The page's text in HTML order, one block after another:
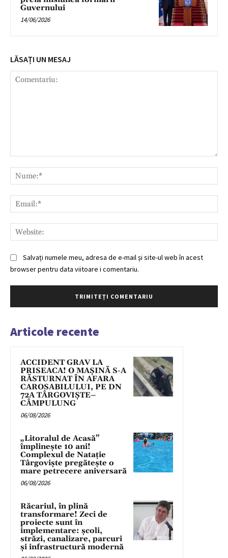
Guvernului
14/06/2026
LĂSAȚI UN MESAJ
Salvați numele meu, adresa de e-mail și site-ul web în acest
browser pentru data viitoare i comentariu.
Articole recente
ACCIDENT GRAV LA
PRISEACA! O MAȘINĂ S-A
RĂSTURNAT ÎN AFARA
CAROSABILULUI, PE DN
72A TÂRGOVIȘTE–
CÂMPULUNG
06/08/2026
„Litoralul de Acasă”
împlinește 10 ani!
Complexul de Natație
Târgoviște pregătește o
mare petrecere aniversară
06/08/2026
Răcariul, în plină
transformare! Zeci de
proiecte sunt în
implementare: școli,
străzi, canalizare, parcuri
și infrastructură modernă